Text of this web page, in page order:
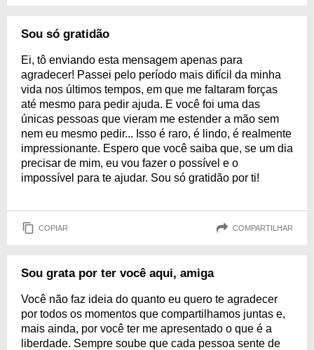
Sou só gratidão
Ei, tô enviando esta mensagem apenas para
agradecer! Passei pelo período mais difícil da minha
vida nos últimos tempos, em que me faltaram forças
até mesmo para pedir ajuda. E você foi uma das
únicas pessoas que vieram me estender a mão sem
nem eu mesmo pedir... Isso é raro, é lindo, é realmente
impressionante. Espero que você saiba que, se um dia
precisar de mim, eu vou fazer o possível e o
impossível para te ajudar. Sou só gratidão por ti!
COPIAR COMPARTILHAR
Sou grata por ter você aqui, amiga
Você não faz ideia do quanto eu quero te agradecer
por todos os momentos que compartilhamos juntas e,
mais ainda, por você ter me apresentado o que é a
liberdade. Sempre soube que cada pessoa sente de